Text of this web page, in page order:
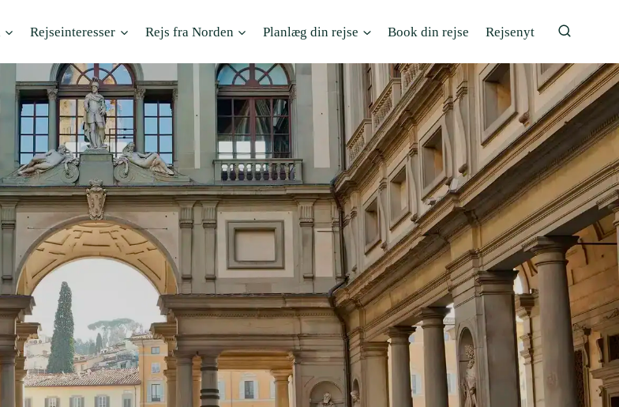
Rejseinteresser Rejs fra Norden Planlæg din rejse Book din rejse Rejsenyt